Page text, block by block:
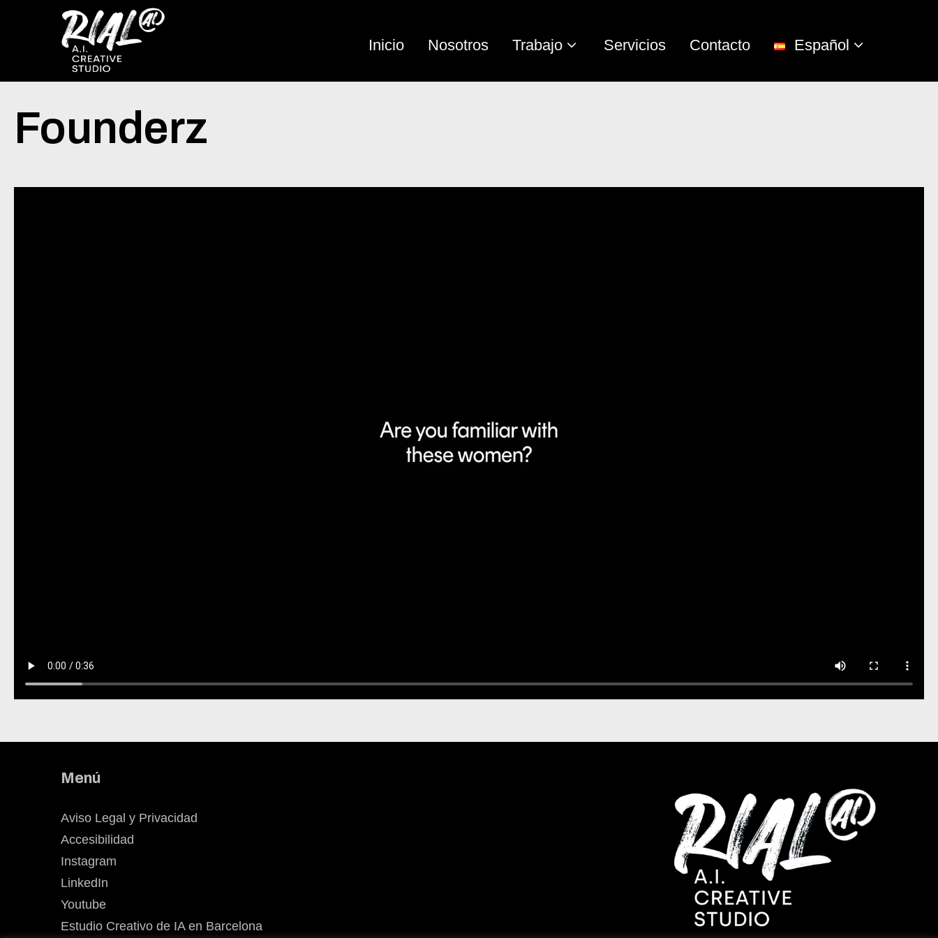
Inicio Nosotros Trabajo Servicios Contacto Español
Founderz
Menú
Aviso Legal y Privacidad
Accesibilidad
Instagram
LinkedIn
Youtube
Estudio Creativo de IA en Barcelona